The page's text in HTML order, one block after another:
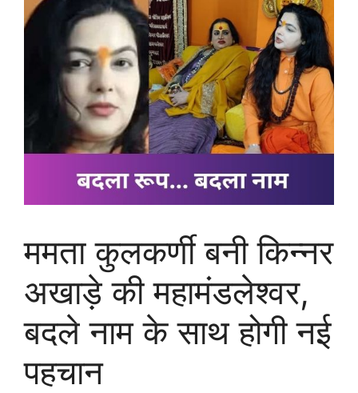
ममता कुलकर्णी बनी किन्नर
अखाड़े की महामंडलेश्वर,
बदले नाम के साथ होगी नई
पहचान